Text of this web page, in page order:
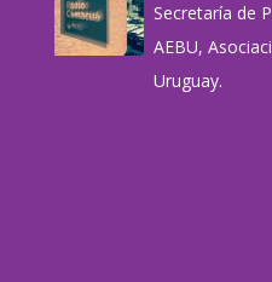
Secretaría de
AEBU,
Uruguay.